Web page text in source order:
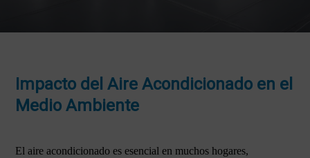
Impacto del Aire Acondicionado en el
Medio Ambiente
El aire acondicionado es esencial en muchos hogares,